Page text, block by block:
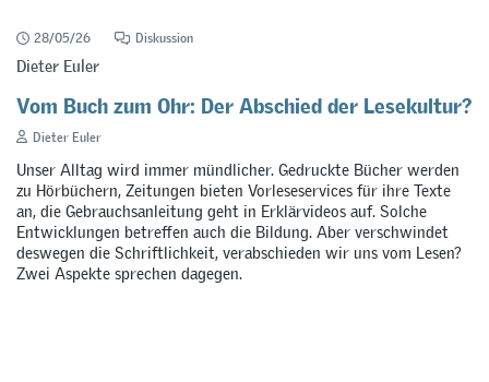
28/05/26 Diskussion
Dieter Euler
Vom Buch zum Ohr: Der Abschied der Lesekultur?
Dieter Euler
Unser Alltag wird immer mündlicher. Gedruckte Bücher werden
zu Hörbüchern, Zeitungen bieten Vorleseservices für ihre Texte
an, die Gebrauchsanleitung geht in Erklärvideos auf. Solche
Entwicklungen betreffen auch die Bildung. Aber verschwindet
deswegen die Schriftlichkeit, verabschieden wir uns vom Lesen?
Zwei Aspekte sprechen dagegen.